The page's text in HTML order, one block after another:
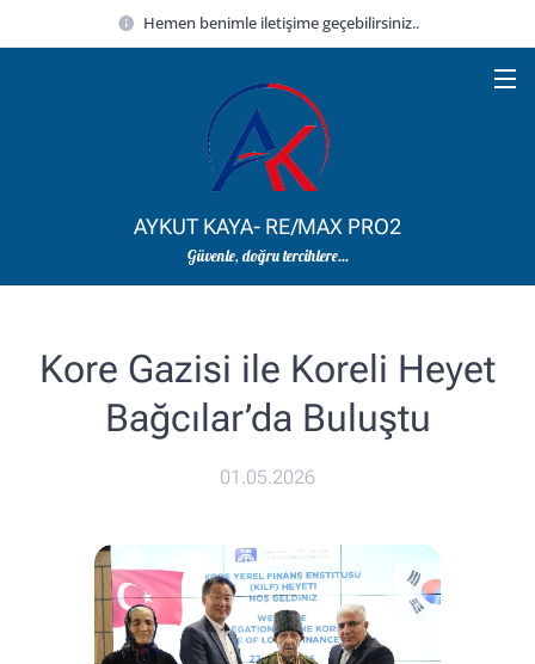
Hemen benimle iletişime geçebilirsiniz..
AYKUT KAYA- RE/MAX PRO2
Güvenle, doğru tercihlere...
Kore Gazisi ile Koreli Heyet
Bağcılar’da Buluştu
01.05.2026